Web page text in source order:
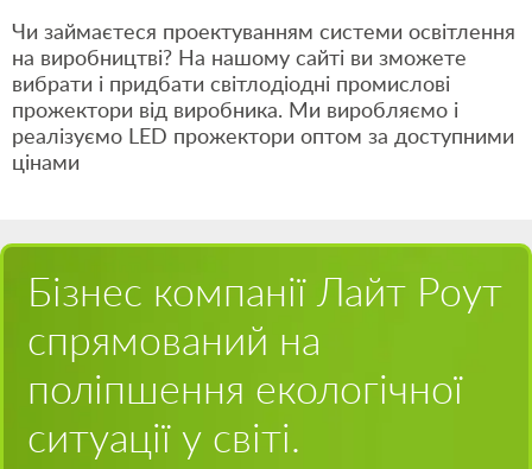
Чи займаєтеся проектуванням системи освітлення
на виробництві? На нашому сайті ви зможете
вибрати і придбати світлодіодні промислові
прожектори від виробника. Ми виробляємо і
реалізуємо LED прожектори оптом за доступними
цінами
Бізнес компанії Лайт Роут
спрямований на
поліпшення екологічної
ситуації у світі.